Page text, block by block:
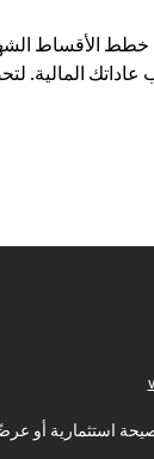
المالية.
(opens in a new tab)
استثمارية أو